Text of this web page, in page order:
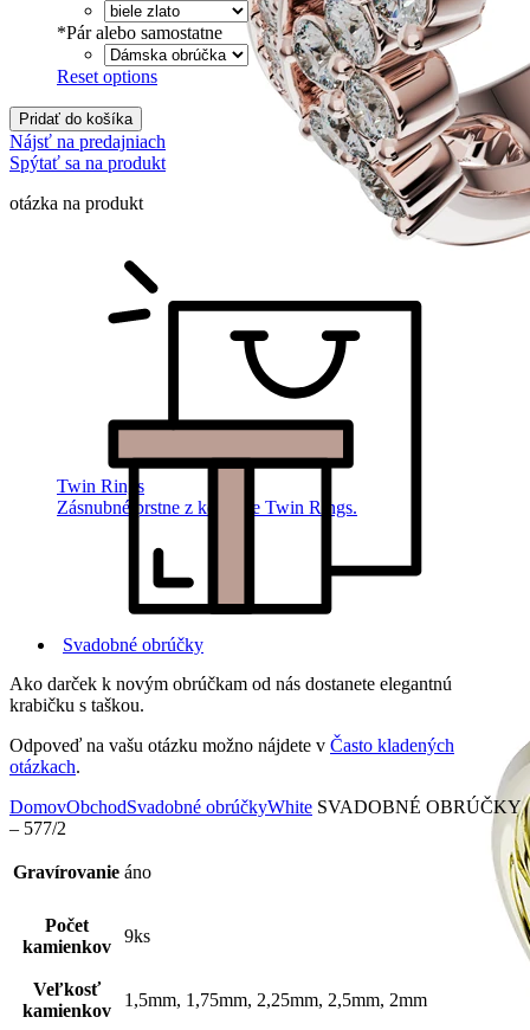
Twin Rings
Zásnubné prstne z kolekcie Twin Rings.
Svadobné obrúčky
*Pár alebo samostatne
Reset options
Pridať do košíka
Nájsť na predajniach
Spýtať sa na produkt
otázka na produkt
Ako darček k novým obrúčkam od nás dostanete elegantnú
krabičku s taškou.
Odpoveď na vašu otázku možno nájdete v Často kladených
otázkach.
DomovObchodSvadobné obrúčkyWhite SVADOBNÉ OBRÚČKY
– 577/2
Gravírovanie áno
Počet
kamienkov
9ks
Veľkosť
kamienkov
1,5mm, 1,75mm, 2,25mm, 2,5mm, 2mm